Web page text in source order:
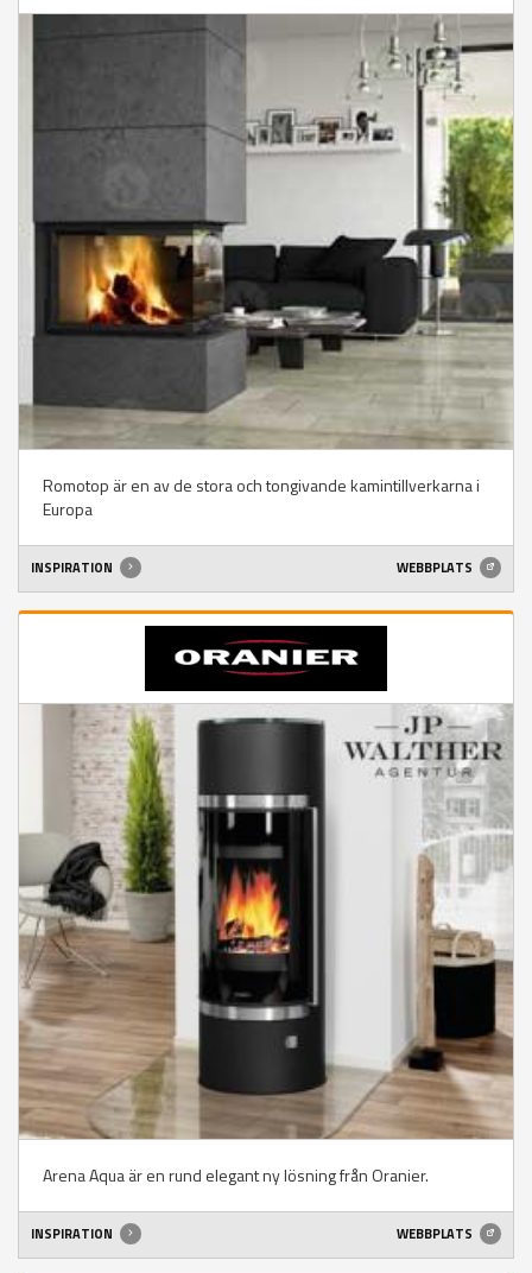
Romotop är en av de stora och tongivande kamintillverkarna i
Europa
INSPIRATION WEBBPLATS
Arena Aqua är en rund elegant ny lösning från Oranier.
INSPIRATION WEBBPLATS